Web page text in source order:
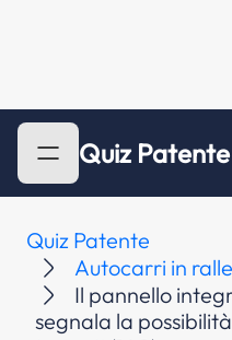
Quiz
Quiz Patente
Autocarri in
Il pannello
segnala la